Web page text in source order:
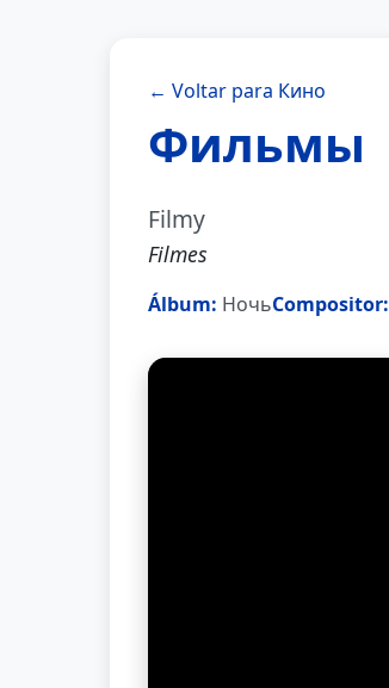
← Voltar para Кино
Фильмы
Filmy
Filmes
Álbum: НочьCompositor: